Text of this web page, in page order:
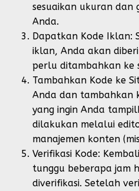
sesuaikan ukuran dan
Anda.
Dapatkan Kode Iklan:
iklan, Anda akan
perlu ditambahkan ke
Tambahkan Kode ke
Anda dan tambahkan
yang ingin Anda
dilakukan melalui
manajemen konten
Verifikasi Kode:
tunggu beberapa jam
diverifikasi. Setelah